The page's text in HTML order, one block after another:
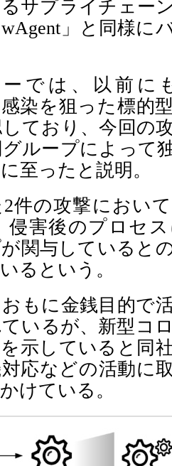
サプライチェー
」と同様に
では、以前に
感染を狙った標的
ており、今回の
ループによって
至ったと説明。
件の攻撃におい
侵害後のプロセ
関与していると
るという。
もに金銭目的で
いるが、新型コ
示していると同
応などの活動に
けている。